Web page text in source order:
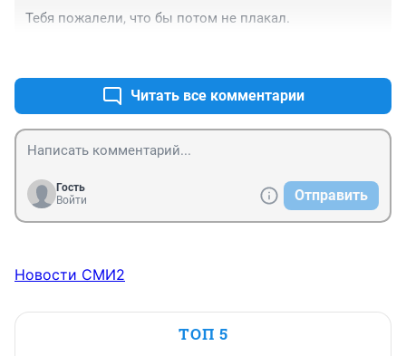
Тебя пожалели, что бы потом не плакал.
Читать все комментарии
Гость
Войти
Отправить
Новости СМИ2
ТОП 5